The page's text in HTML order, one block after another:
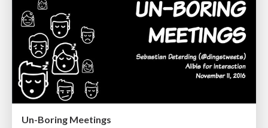
Un-Boring Meetings